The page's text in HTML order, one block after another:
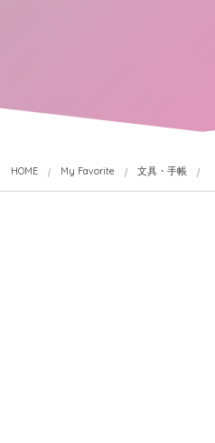
HOME My Favorite 文具・手帳